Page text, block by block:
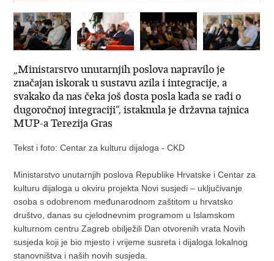
„Ministarstvo unutarnjih poslova napravilo je
značajan iskorak u sustavu azila i integracije, a
svakako da nas čeka još dosta posla kada se radi o
dugoročnoj integraciji“, istaknula je državna tajnica
MUP-a Terezija Gras
Tekst i foto: Centar za kulturu dijaloga - CKD
Ministarstvo unutarnjih poslova Republike Hrvatske i Centar za
kulturu dijaloga u okviru projekta Novi susjedi – uključivanje
osoba s odobrenom međunarodnom zaštitom u hrvatsko
društvo, danas su cjelodnevnim programom u Islamskom
kulturnom centru Zagreb obilježili Dan otvorenih vrata Novih
susjeda koji je bio mjesto i vrijeme susreta i dijaloga lokalnog
stanovništva i naših novih susjeda.